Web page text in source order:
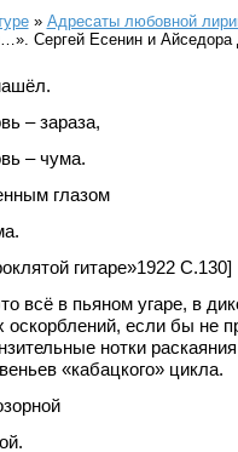
» Адресаты любовной
Сергей Есенин и Айседора
– зараза,
– чума.
глазом
гитаре»1922 С.130]
всё в пьяном угаре, в
оскорблений, если бы не
нотки
«кабацкого» цикла.